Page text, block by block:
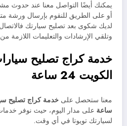
يمكنك أيضًا التواصل معنا عند حدوث
أو على الطريق للنقوم بإرسال ورشة
لديك شكوى بعد تصليح سيارتك
وتلقي الإرشادات والتعليمات اللازمة
خدمة كراج تصليح
الكويت 24 ساعة
معنا ستحصل على خدمةكراج تصليح
ساعة على مدار اليوم، حيث نوفر
لسيارتك تويوتا في أي وقت.